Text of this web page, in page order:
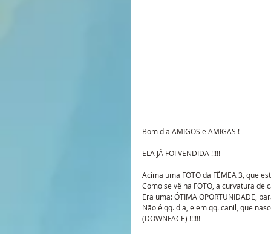
Bom dia AMIGOS e AMIGAS !
ELA JÁ FOI VENDIDA !!!!!
Acima uma FOTO da FÊMEA 3, que
Como se vê na FOTO, a curvatura de
Era uma: ÓTIMA OPORTUNIDADE,
Não é qq. dia, e em qq. canil, que
(DOWNFACE) !!!!!!